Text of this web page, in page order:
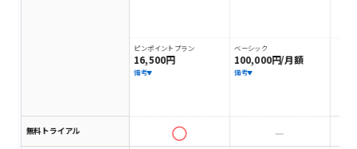
無料トライアル
ピンポイントプラン
16,500円
備考
ベーシック
100,000円/月額
備考